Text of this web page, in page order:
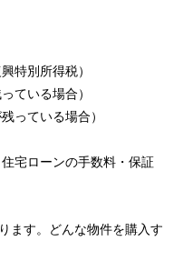
特別所得税）
ている場合）
っている場合）
宅ローンの手数料・保証
ます。どんな物件を購入す